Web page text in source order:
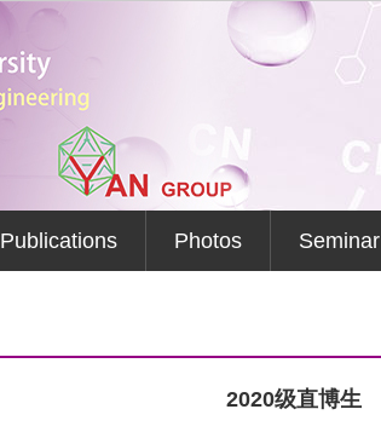
Publications Photos Seminar
2020级直博生